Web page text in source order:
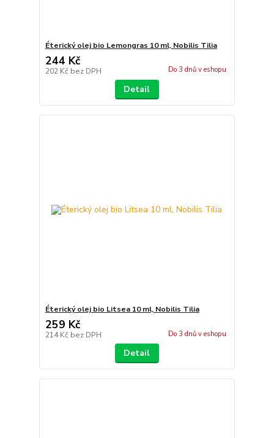
Éterický olej bio Lemongras 10 ml, Nobilis Tilia
244 Kč
202 Kč bez DPH Do 3 dnů v eshopu
Detail
Éterický olej bio Litsea 10 ml, Nobilis Tilia
259 Kč
214 Kč bez DPH Do 3 dnů v eshopu
Detail